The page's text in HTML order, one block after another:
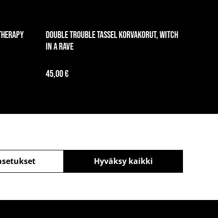
Double trouble tassel korvakorut, Witch
in a Rave
45,00 €
Hyväksy kaikki